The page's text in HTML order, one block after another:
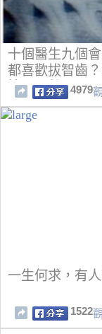
十個醫生九個
都喜歡拔智齒
掉，不然...4979
一生何求，有
1522